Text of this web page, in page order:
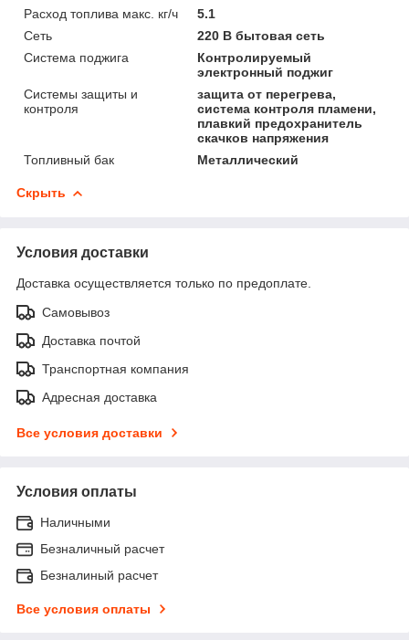
Расход топлива макс. кг/ч
5.1
Сеть
220 В бытовая сеть
Система поджига
Контролируемый
электронный поджиг
Системы защиты и
контроля
защита от перегрева,
система контроля пламени,
плавкий предохранитель
скачков напряжения
Топливный бак
Металлический
Скрыть
Условия доставки
Доставка осуществляется только по предоплате.
Самовывоз
Доставка почтой
Транспортная компания
Адресная доставка
Все условия доставки
Условия оплаты
Наличными
Безналичный расчет
Безналиный расчет
Все условия оплаты